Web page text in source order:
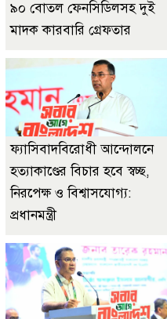
৯০ বোতল ফেনসিডিলসহ দুই
মাদক কারবারি গ্রেফতার
ফ্যাসিবাদবিরোধী আন্দোলনে
হত্যাকাণ্ডের বিচার হবে স্বচ্ছ,
নিরপেক্ষ ও বিশ্বাসযোগ্য:
প্রধানমন্ত্রী